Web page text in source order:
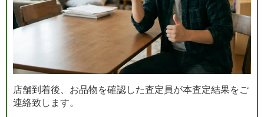
店舗到着後、お品物を確認した査定員が本査定結果をご
連絡致します。